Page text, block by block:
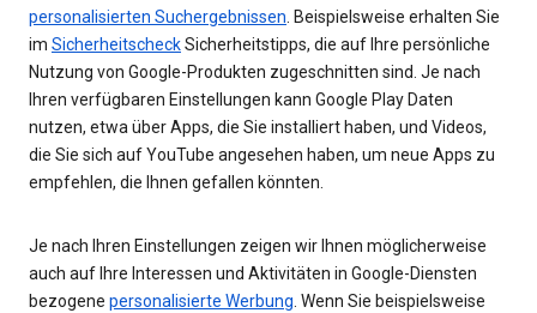
personalisierten Suchergebnissen . Beispielsweise erhalten Sie
im SicherheitscheckSicherheitstipps, die auf Ihre persönliche
Nutzung von Google-Produkten zugeschnitten sind. Je nach
Ihren verfügbaren Einstellungen kann Google Play Daten
nutzen, etwa über Apps, die Sie installiert haben, und Videos,
die Sie sich auf YouTube angesehen haben, um neue Apps zu
empfehlen, die Ihnen gefallen könnten.
Je nach Ihren Einstellungen zeigen wir Ihnen möglicherweise
auch auf Ihre Interessen und Aktivitäten in Google-Diensten
bezogene personalisierte Werbung . Wenn Sie beispielsweise